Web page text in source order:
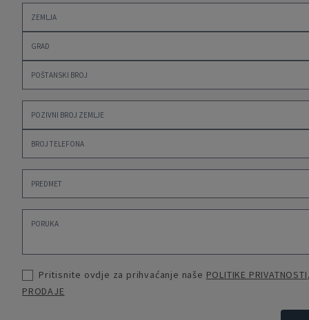
Pritisnite ovdje za prihvaćanje naše POLITIKE PRIVATNOSTI
PRODAJE